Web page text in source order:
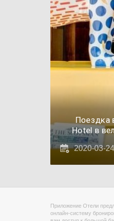
Поездка
Hotel в
2020-03-24
Приложение Отели
онлайн-систему